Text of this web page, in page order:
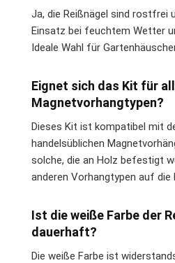
Ja, die Reißnägel sind rostfrei
Einsatz bei feuchtem Wetter
Ideale Wahl für
Eignet sich das Kit für
Magnetvorhangtypen?
Dieses Kit ist kompatibel mit
handelsüblichen
solche, die an Holz befestigt
anderen Vorhangtypen auf die
Ist die weiße Farbe der
dauerhaft?
Die weiße Farbe ist